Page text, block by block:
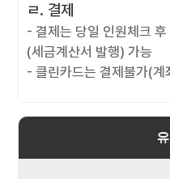
ㄹ. 결제
- 결제는 당일 인원체크 후
(세금계산서 발행) 가능
- 클린카드는 결제불가(